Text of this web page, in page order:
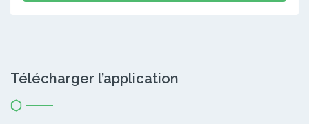
Télécharger l’application